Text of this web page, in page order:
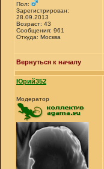
Пол:
Зарегистрирован:
28.09.2013
Возраст: 43
Сообщения: 961
Откуда: Москва
Вернуться к началу
Юрий352
Модератор